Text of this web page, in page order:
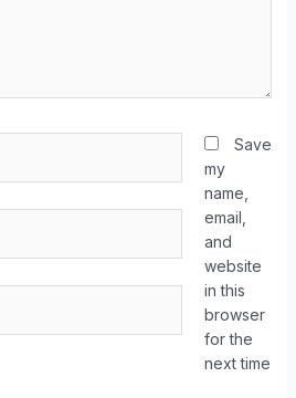
Save
my
name,
email,
and
website
in this
browser
for the
next time